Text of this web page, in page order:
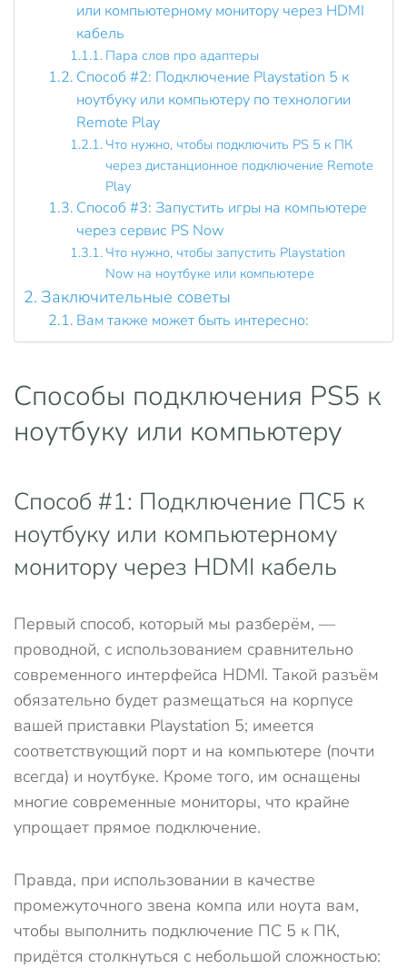
или компьютерному монитору через HDMI
кабель
Пара слов про адаптеры
Способ #2: Подключение Playstation 5 к
ноутбуку или компьютеру по технологии
Remote Play
Что нужно, чтобы подключить PS 5 к ПК
через дистанционное подключение Remote
Play
Способ #3: Запустить игры на компьютере
через сервис PS Now
Что нужно, чтобы запустить Playstation
Now на ноутбуке или компьютере
Заключительные советы
Вам также может быть интересно:
Способы подключения PS5 к
ноутбуку или компьютеру
Способ #1: Подключение ПС5 к
ноутбуку или компьютерному
монитору через HDMI кабель
Первый способ, который мы разберём, —
проводной, с использованием сравнительно
современного интерфейса HDMI. Такой разъём
обязательно будет размещаться на корпусе
вашей приставки Playstation 5; имеется
соответствующий порт и на компьютере (почти
всегда) и ноутбуке. Кроме того, им оснащены
многие современные мониторы, что крайне
упрощает прямое подключение.
Правда, при использовании в качестве
промежуточного звена компа или ноута вам,
чтобы выполнить подключение ПС 5 к ПК,
придётся столкнуться с небольшой сложностью: